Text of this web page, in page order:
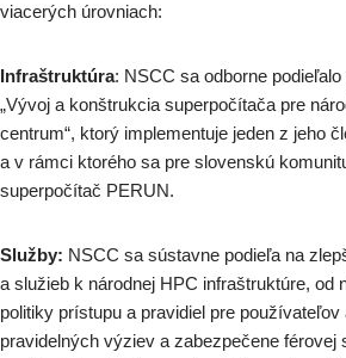
viacerých úrovniach:
Infraštruktúra: NSCC sa odborne
„Vývoj a konštrukcia superpočítača pre
centrum“, ktorý implementuje jeden z jeho
a v rámci ktorého sa pre slovenskú
superpočítač PERUN.
Služby: NSCC sa sústavne podieľa na
a služieb k národnej HPC infraštruktúre, od
politiky prístupu a pravidiel pre
pravidelných výziev a zabezpečene férovej